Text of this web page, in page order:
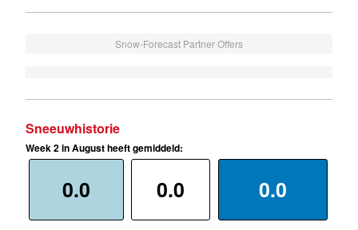
Snow-Forecast Partner Offers
Sneeuwhistorie
Week 2 in August heeft gemiddeld:
0.0 0.0 0.0